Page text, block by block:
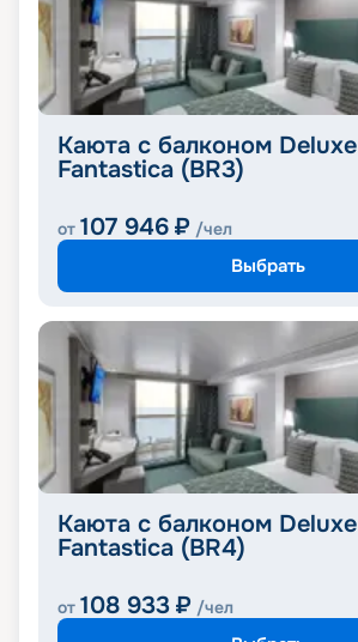
Каюта с балконом Deluxe
Fantastica (BR3)
от 107 946 ₽ /чел
Выбрать
Каюта с балконом Deluxe
Fantastica (BR4)
от 108 933 ₽ /чел